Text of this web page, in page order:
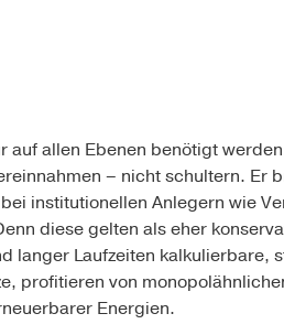
auf allen Ebenen benötigt
– nicht schultern. Er
institutionellen Anlegern wie
diese gelten als eher
langer Laufzeiten kalkulierbare,
profitieren von
Energien.